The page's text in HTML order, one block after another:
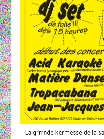
La grrrnde kermesse de la